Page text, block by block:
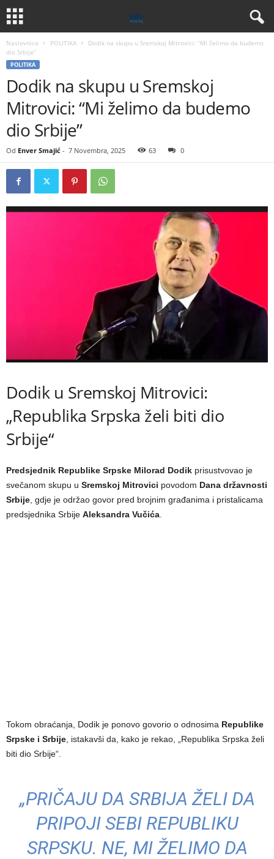
Naslovnica POLITIKA
Dodik na skupu u Sremskoj Mitrovici: “Mi želimo da budemo
dio Srbije”
POLITIKA
Dodik na skupu u Sremskoj
Mitrovici: “Mi želimo da budemo
dio Srbije”
Od Enver Smajić - 7 Novembra, 2025 63 0
Dodik u Sremskoj Mitrovici:
„Republika Srpska želi biti dio
Srbije“
Predsjednik Republike Srpske Milorad Dodik prisustvovao je
svečanom skupu u Sremskoj Mitrovici povodom Dana državnosti
Srbije , gdje je održao govor pred brojnim građanima i pristalicama
predsjednika Srbije Aleksandra Vučića
Tokom obraćanja, Dodik je ponovo govorio o odnosima Republike
Srpske i Srbije , istakavši da, kako je rekao, „Republika Srpska želi
biti dio Srbije“.
„PRIČAJU DA SRBIJA ŽELI DA
PRIPOJI SEBI REPUBLIKU
SRPSKU. NE, MI ŽELIMO DA